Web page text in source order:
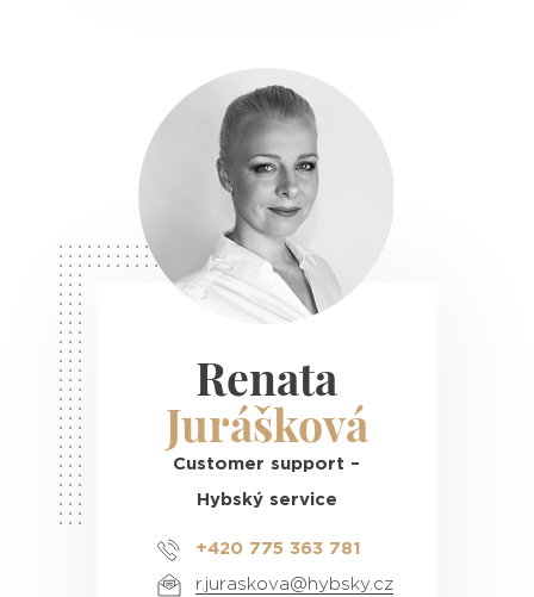
Renata
Jurášková
Customer support –
Hybský service
+420 775 363 781
r.juraskova@hybsky.cz